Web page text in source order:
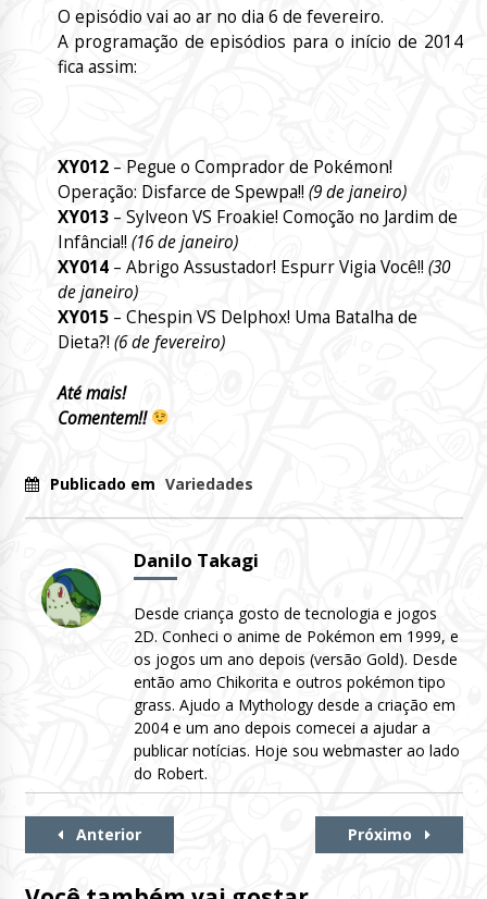
O episódio vai ao ar no dia 6 de fevereiro.
A programação de episódios para o início de 2014
fica assim:
XY012 – Pegue o Comprador de Pokémon!
Operação: Disfarce de Spewpa!! (9 de janeiro)
XY013– Sylveon VS Froakie! Comoção no Jardim de
Infância!! (16 dejaneiro)
XY014– Abrigo Assustador! Espurr Vigia Você!! (30
dejaneiro)
XY015– Chespin VS Delphox! Uma Batalha de
Dieta?!(6 de fevereiro)
Até mais!
Comentem!!
Publicado em Variedades
Danilo Takagi
Desde criança gosto de tecnologia e jogos
2D. Conheci o anime de Pokémon em 1999, e
os jogos um ano depois (versão Gold). Desde
então amo Chikorita e outros pokémon tipo
grass. Ajudo a Mythology desde a criação em
2004 e um ano depois comecei a ajudar a
publicar notícias. Hoje sou webmaster ao lado
do Robert.
Continue
Anterior Próximo